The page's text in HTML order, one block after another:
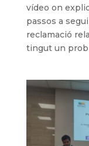
vídeo on
passos a
reclamació
tingut un